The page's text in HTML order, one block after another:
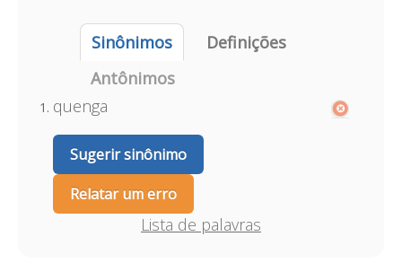
Sinônimos
Definições
Antônimos
quenga
Sugerir sinônimo
Relatar um erro
Lista de palavras